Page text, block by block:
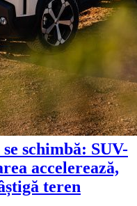
schimbă: SUV-
accelerează,
teren